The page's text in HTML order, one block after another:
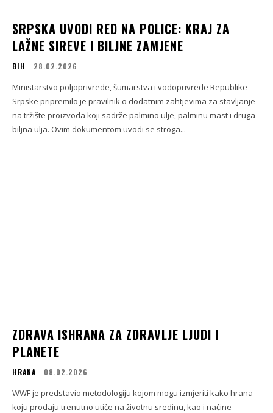
SRPSKA UVODI RED NA POLICE: KRAJ ZA
LAŽNE SIREVE I BILJNE ZAMJENE
BIH 28.02.2026
Ministarstvo poljoprivrede, šumarstva i vodoprivrede Republike
Srpske pripremilo je pravilnik o dodatnim zahtjevima za stavljanje
na tržište proizvoda koji sadrže palmino ulje, palminu mast i druga
biljna ulja. Ovim dokumentom uvodi se stroga...
ZDRAVA ISHRANA ZA ZDRAVLJE LJUDI I
PLANETE
HRANA 08.02.2026
WWF je predstavio metodologiju kojom mogu izmjeriti kako hrana
koju prodaju trenutno utiče na životnu sredinu, kao i načine